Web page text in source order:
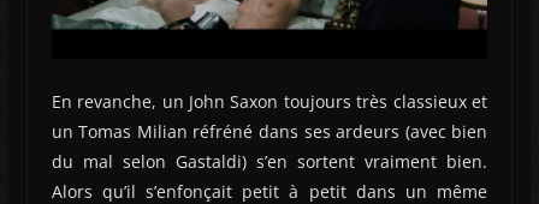
En revanche, un John Saxon toujours très classieux et
un Tomas Milian réfréné dans ses ardeurs (avec bien
du mal selon Gastaldi) s’en sortent vraiment bien.
Alors qu’il s’enfonçait petit à petit dans un même